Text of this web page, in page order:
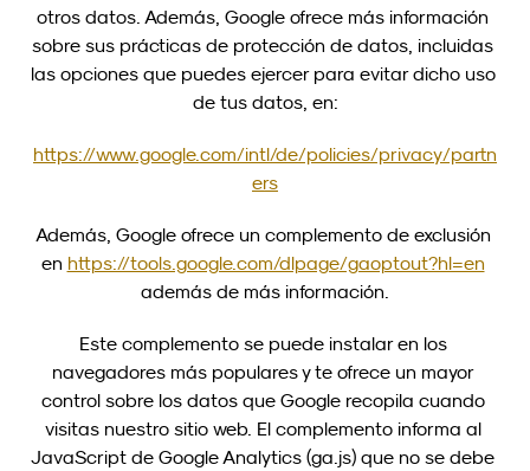
otros datos. Además, Google ofrece más información
sobre sus prácticas de protección de datos, incluidas
las opciones que puedes ejercer para evitar dicho uso
de tus datos, en:
https://www.google.com/intl/de/policies/privacy/partn
ers
Además, Google ofrece un complemento de exclusión
en https://tools.google.com/dlpage/gaoptout?hl=en
además de más información.
Este complemento se puede instalar en los
navegadores más populares y te ofrece un mayor
control sobre los datos que Google recopila cuando
visitas nuestro sitio web. El complemento informa al
JavaScript de Google Analytics (ga.js) que no se debe